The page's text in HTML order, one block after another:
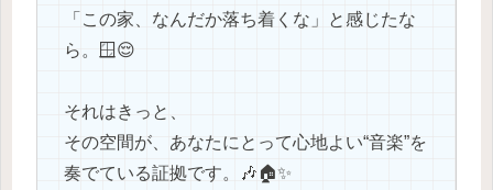
「この家、なんだか落ち着くな」と感じたな
ら。🪟😌
それはきっと、
その空間が、あなたにとって心地よい“音楽”を
奏でている証拠です。🎶🏠✨